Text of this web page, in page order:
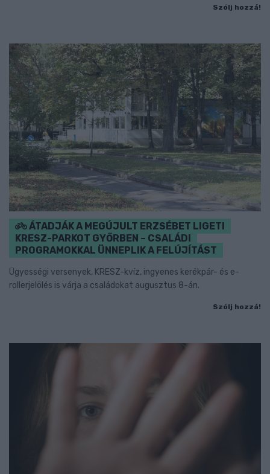
Szólj hozzá!
ÁTADJÁK A MEGÚJULT ERZSÉBET LIGETI
KRESZ-PARKOT GYŐRBEN – CSALÁDI
PROGRAMOKKAL ÜNNEPLIK A FELÚJÍTÁST
Ügyességi versenyek, KRESZ-kvíz, ingyenes kerékpár- és e-
rollerjelölés is várja a családokat augusztus 8-án.
Szólj hozzá!